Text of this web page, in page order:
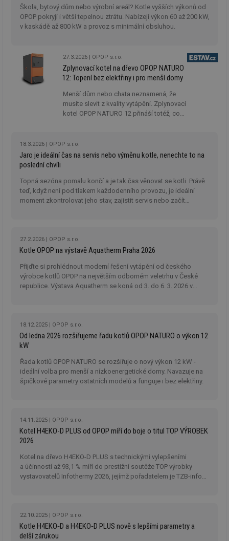
Škola, bytový dům nebo výrobní areál? Kotle vyšších výkonů od
OPOP pokryjí i větší tepelnou ztrátu. Nabízejí výkon 60 až 200 kW,
v kaskádě až 800 kW a provoz s minimální obsluhou.
27.3.2026 OPOP s.r.o.
Zplynovací kotel na dřevo OPOP NATURO
12: Topení bez elektřiny i pro menší domy
Menší dům nebo chata neznamená, že
musíte slevit z kvality vytápění. Zplynovací
kotel OPOP NATURO 12 přináší totéž, co
jednoduchou obsluhu a účinné spalování
dřeva.
18.3.2026 OPOP s.r.o.
Jaro je ideální čas na servis nebo výměnu kotle, nenechte to na
poslední chvíli
Topná sezóna pomalu končí a je tak čas věnovat se kotli. Právě
teď, když není pod tlakem každodenního provozu, je ideální
moment zkontrolovat jeho stav, zajistit servis nebo začít
27.2.2026 OPOP s.r.o.
Kotle OPOP na výstavě Aquatherm Praha 2026
Přijďte si prohlédnout moderní řešení vytápění od českého
výrobce kotlů OPOP na největším odborném veletrhu v České
republice. Výstava Aquatherm se koná od 3. do 6. 3. 2026 v
18.12.2025 OPOP s.r.o.
Od ledna 2026 rozšiřujeme řadu kotlů OPOP NATURO o výkon 12
kW
Řada kotlů OPOP NATURO se rozšiřuje o nový výkon 12 kW -
ideální volba pro menší a nízkoenergetické domy. Navazuje na
špičkové parametry ostatních modelů a funguje i bez elektřiny.
14.11.2025 OPOP s.r.o.
Kotel H4EKO-D PLUS od OPOP míří do boje o titul TOP VÝROBEK
2026
Kotel na dřevo H4EKO-D PLUS s technickými vylepšeními
a účinností až 93,1 % míří do prestižní soutěže TOP výrobky
vystavovatelů Infothermy 2026, jejímž pořadatelem je TZB-info
22.10.2025 OPOP s.r.o.
Kotle H4EKO‑D a H4EKO‑D PLUS nově s lepšími parametry a
delší zárukou